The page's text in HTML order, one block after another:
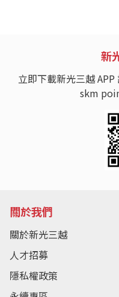
新
立即下載新光三越
skm
關於我們
關於新光三越
人才招募
隱私權政策